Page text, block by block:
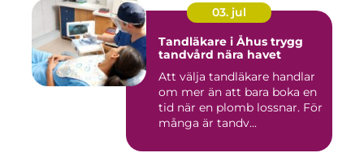
03. jul
Tandläkare i Åhus trygg
tandvård nära havet
Att välja tandläkare handlar
om mer än att bara boka en
tid när en plomb lossnar. För
många är tandv...